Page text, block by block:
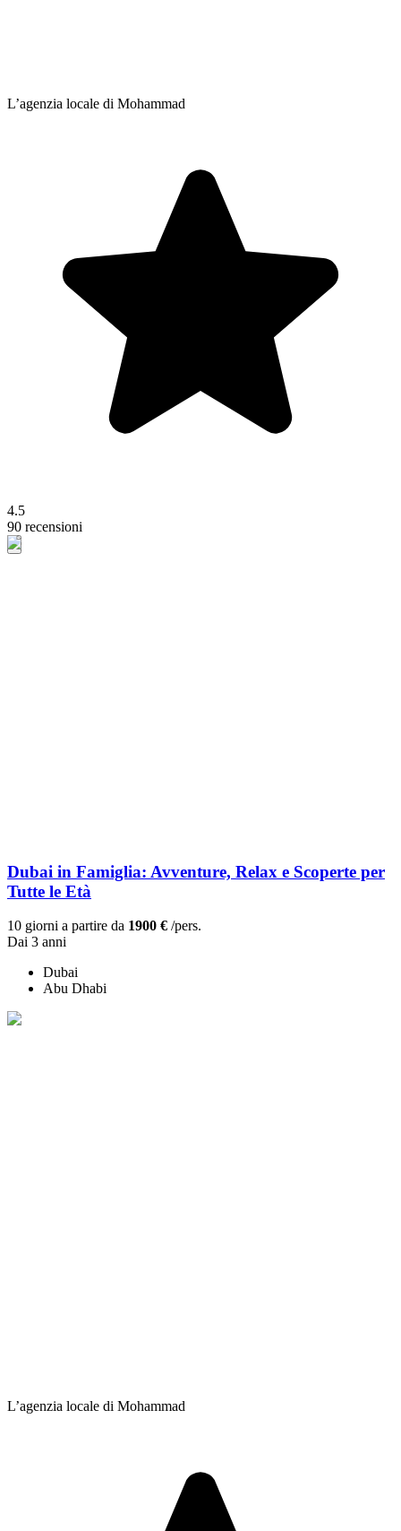
L’agenzia locale di Mohammad
4.5
90 recensioni
Dubai in Famiglia: Avventure, Relax e Scoperte per
Tutte le Età
10 giorni a partire da 1900 € /pers.
Dai 3 anni
Dubai
Abu Dhabi
L’agenzia locale di Mohammad